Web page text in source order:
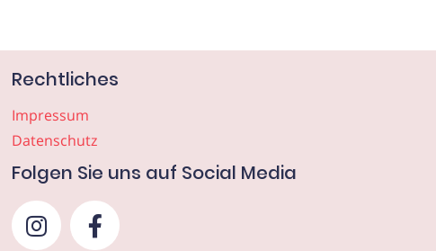
Rechtliches
Impressum
Datenschutz
Folgen Sie uns auf Social Media